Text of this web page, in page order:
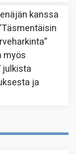
kanssa
Täsmentäisin
myös
julkista
ja